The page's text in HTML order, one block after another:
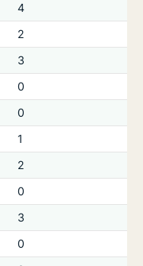
4
2
3
0
0
1
2
0
3
0